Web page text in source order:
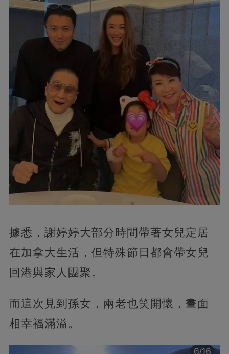
據悉，謝婷婷大部分時間帶著女兒定居
在加拿大生活，但特殊節日都會帶女兒
回港與家人團聚。
而這次見到孫女，兩老也笑開懷，畫面
相幸福滿溢。